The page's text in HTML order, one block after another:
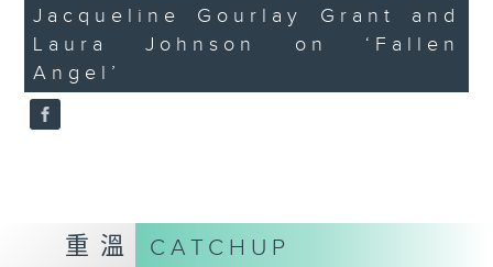
14
seconds
Jacqueline Gourlay Grant and
Laura Johnson on ‘Fallen
Angel’
重溫 CATCHUP